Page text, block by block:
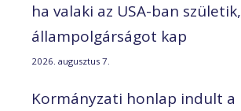
ha valaki az USA-ban születik,
állampolgárságot kap
2026. augusztus 7.
Kormányzati honlap indult a